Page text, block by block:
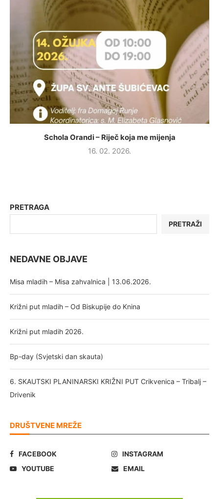
Schola Orandi – Riječ koja me mijenja
16. 02. 2026.
PRETRAGA
PRETRAŽI
NEDAVNE OBJAVE
Misa mladih – Misa zahvalnica | 13.06.2026.
Križni put mladih – Od Biskupije do Knina
Križni put mladih 2026.
Bp-day (Svjetski dan skauta)
6. SKAUTSKI PLANINARSKI KRIŽNI PUT Crikvenica – Tribalj –
Drivenik
DRUŠTVENE MREŽE
FACEBOOK
INSTAGRAM
YOUTUBE
EMAIL